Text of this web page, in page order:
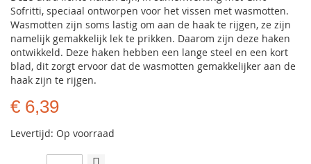
Sofritti, speciaal ontworpen voor het vissen met wasmotten.
Wasmotten zijn soms lastig om aan de haak te rijgen, ze zijn
namelijk gemakkelijk lek te prikken. Daarom zijn deze haken
ontwikkeld. Deze haken hebben een lange steel en een kort
blad, dit zorgt ervoor dat de wasmotten gemakkelijker aan de
haak zijn te rijgen.
€ 6,39
Levertijd: Op voorraad